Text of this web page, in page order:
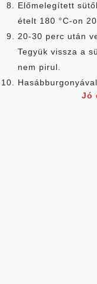
Előmelegített
ételt 180 °C-on
20-30 perc után
Tegyük vissza a
nem pirul.
Jó